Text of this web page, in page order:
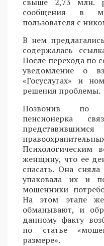
сообщения в
пользователя с
В нем
содержалась
После перехода по
уведомление о
«Госуслугах» и
решения проблемы.
Позвонив по
пенсионерка
Психологическим
женщину, что ее
спасать. Она
упаковала их и
мошенники
На этом этапе
обманывают, и
данному факту
по статье
размере».